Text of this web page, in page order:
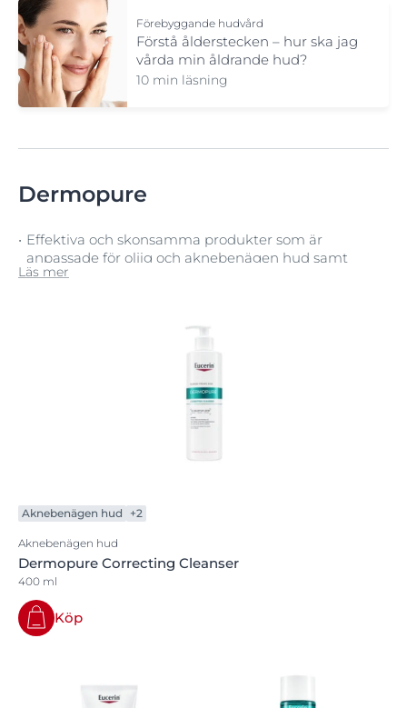
Förebyggande hudvård
Förstå ålderstecken – hur ska jag
vårda min åldrande hud?
10 min läsning
Dermopure
Effektiva och skonsamma produkter som är
anpassade för oljig och aknebenägen hud samt
hud med mörka fläckar efter akne.
Läs mer
Aknebenägen hud +2
Aknebenägen hud
Dermopure Correcting Cleanser
400 ml
Köp